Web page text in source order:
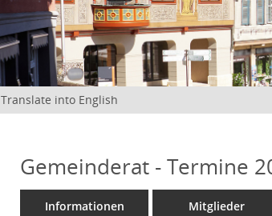
Translate into English
Gemeinderat - Termine
Informationen Mitglieder